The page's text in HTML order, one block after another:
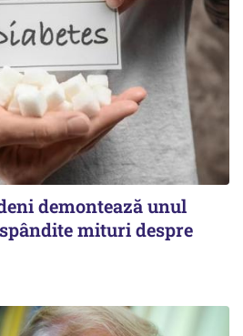
demontează unul
mituri despre